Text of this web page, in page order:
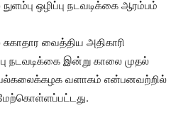
ஒழிப்பு நடவடிக்கை ஆரம்பம்
வைத்திய அதிகாரி
நடவடிக்கை இன்று காலை முதல்
வளாகம் என்பனவற்றில்
மேற்கொள்ளப்பட்டது.